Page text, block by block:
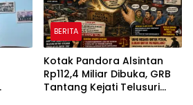
BERITA
Kotak Pandora Alsintan
Rp112,4 Miliar Dibuka, GRB
Tantang Kejati Telusuri